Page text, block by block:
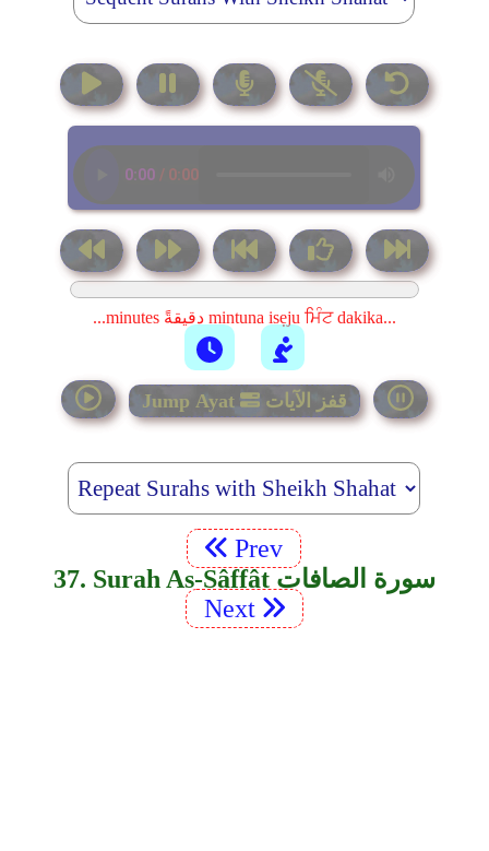
...minutes دقيقةً mintuna isẹju ਮਿੰਟ dakika...
Jump Ayat قفز الآيات
Prev
37. Surah As-Sâffât سورة الصافات
Next